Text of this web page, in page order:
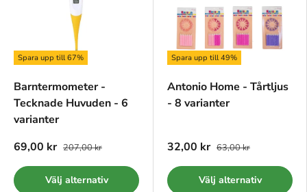
Spara upp till 67%
Barntermometer -
Tecknade Huvuden - 6
varianter
69,00 kr 207,00 kr
Välj alternativ
Spara upp till 49%
Antonio Home - Tårtljus
- 8 varianter
32,00 kr 63,00 kr
Välj alternativ